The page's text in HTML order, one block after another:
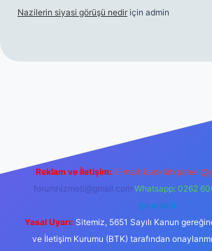
Nazilerin siyasi görüşü nedir için admin
Reklam ve İletişim: E-mail:
forumhizmeti@gmail.com Whatsapp: 0262
@karabul
Yasal Uyarı: Sitemiz, 5651 Sayılı Kanun
ve İletişim Kurumu (BTK) tarafından